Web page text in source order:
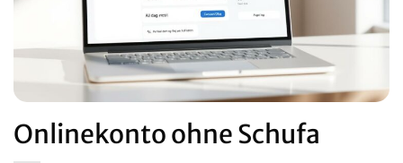
Onlinekonto ohne Schufa